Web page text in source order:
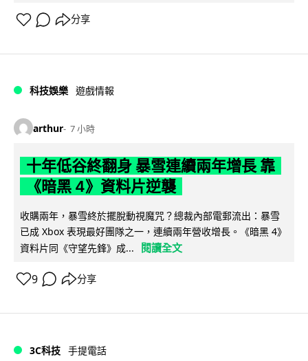
分享
科技娛樂 遊戲情報
arthur 7 小時
十年低谷終翻身 暴雪連續兩年增長 靠
《暗黑 4》資料片逆襲
收購兩年，暴雪終於擺脫動視魔咒？總裁內部電郵流出：暴雪
已成 Xbox 表現最好團隊之一，連續兩年營收增長。《暗黑 4》
資料片同《守望先鋒》成...
閱讀全文
9 分享
3C科技 手提電話